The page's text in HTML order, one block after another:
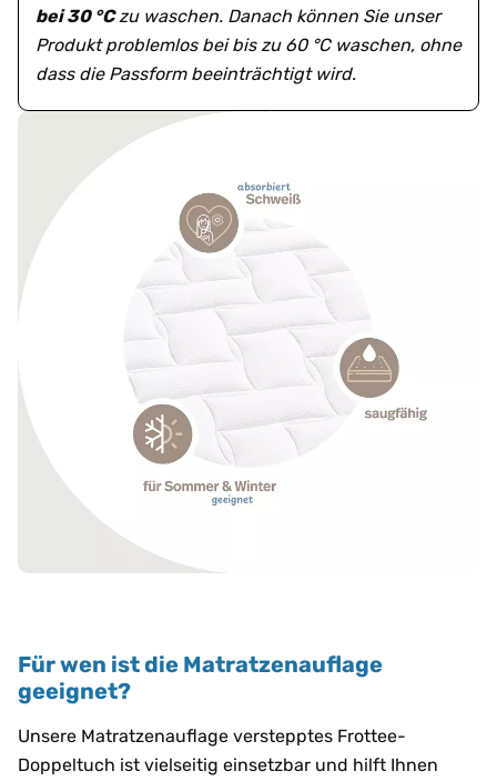
bei 30 °Czu waschen. Danach können Sie unser
Produkt problemlos bei bis zu 60 °C waschen, ohne
dass die Passform beeinträchtigt wird.
Für wen ist die Matratzenauflage
geeignet?
Unsere Matratzenauflage verstepptes Frottee-
Doppeltuch ist vielseitig einsetzbar und hilft Ihnen